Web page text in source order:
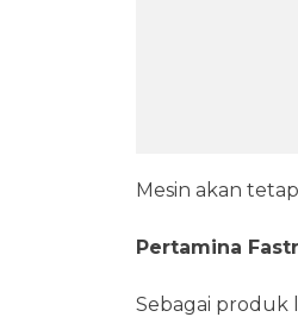
Mesin akan
Pertamina
Sebagai produk